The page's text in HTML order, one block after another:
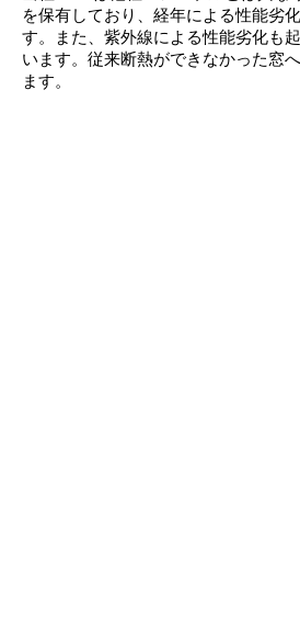
を保有しており、経年による性能劣
す。また、紫外線による性能劣化も
います。従来断熱ができなかった窓
ます。